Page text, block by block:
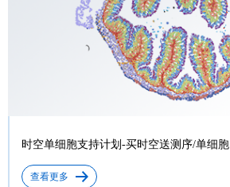
时空单细胞支持计划-买时空送测序/单细胞
查看更多